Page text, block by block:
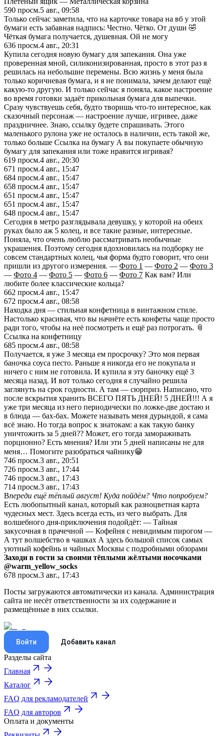
590 просм.5 авг., 09:58
Только сейчас заметила, что на карточке товара на вб у этой
бумаги есть забавная надпись: Честно. Чётко. От души 🤣
Чёткая бумага получается, душевная. Ой не могу
636 просм.4 авг., 20:31
Купила сегодня новую бумагу для запекания. Она уже
проверенная мной, силиконизированная, просто в этот раз я
решилась на небольшие перемены. Всю жизнь у меня была
только коричневая бумага, и я не понимала, зачем делают ещё
какую-то другую. И только сейчас я поняла, какое настроение
во время готовки задаёт прикольная бумага для выпечки.
Сразу чувствуешь себя, будто творишь что-то интересное, как
сказочный персонаж — настроение лучше, игривее, даже
праздничнее. Знаю, ссылку будете спрашивать. Этого
маленького рулона уже не осталось в наличии, есть такой же,
только больше Ссылка на бумагу А вы покупаете обычную
бумагу для запекания или тоже нравится игривая?
619 просм.4 авг., 20:30
671 просм.4 авг., 15:47
684 просм.4 авг., 15:47
658 просм.4 авг., 15:47
651 просм.4 авг., 15:47
651 просм.4 авг., 15:47
648 просм.4 авг., 15:47
Сегодня в метро разглядывала девушку, у которой на обеих
руках было аж 5 колец, и все такие разные, интересные.
Поняла, что очень люблю рассматривать необычные
украшения. Поэтому сегодня вдохновилась на подборку не
совсем стандартных колец, чья форма будто говорит, что они
пришли из другого измерения. — Фото 1 — Фото 2 — Фото 3
— Фото 4 — Фото 5 — Фото 6 — Фото 7 Как вам? Или
любите более классические кольца?
662 просм.4 авг., 15:47
672 просм.4 авг., 08:58
Находка дня — стильная конфетница в винтажном стиле.
Настолько красивая, что вы начнёте есть конфеты чаще просто
ради того, чтобы на неё посмотреть и ещё раз потрогать. 📎
Ссылка на конфетницу
685 просм.4 авг., 08:58
Получается, я уже 3 месяца ем просрочку? Это моя первая
баночка соуса песто. Раньше я никогда его не покупала и
ничего с ним не готовила. И купила я эту баночку ещё 3
месяца назад. И вот только сегодня я случайно решила
заглянуть на срок годности. А там — сюрприз. Написано, что
после вскрытия хранить ВСЕГО ПЯТЬ ДНЕЙ! 5 ДНЕЙ!!! А я
уже три месяца из него периодически по ложке-две достаю и
в блюда — бах-бах. Можете называть меня дурындой, я сама
всё знаю. Но тогда вопрос к знатокам: а как такую банку
уничтожить за 5 дней?? Может, его тогда замораживать
порционно? Есть мнения? Или эти 5 дней написаны не для
меня… Помогите разобраться чайнику😁
746 просм.3 авг., 20:51
726 просм.3 авг., 17:44
746 просм.3 авг., 17:43
714 просм.3 авг., 17:43
Впереди ещё тёплый август! Куда пойдём? Что попробуем?
Есть любопытный канал, который как разноцветная карта
чудесных мест. Здесь всегда есть, из чего выбрать. Для
волшебного дня-приключения подойдёт: — Тайная
закусочная в прачечной — Кофейня с невидимым пирогом —
А тут волшебство в чашках А здесь большой список самых
уютный кофейнь и чайных Москвы с подробными обзорами
Заходи в гости за своими тёплыми жёлтыми носочками
@warm_yellow_socks
678 просм.3 авг., 17:43
Посты загружаются автоматически из канала. Администрация
сайта не несёт ответственности за их содержание и
размещённые в них ссылки.
Войти Добавить канал
Разделы сайта
Главная
Каталог
FAQ для рекламодателей
FAQ для авторов
Оплата и документы